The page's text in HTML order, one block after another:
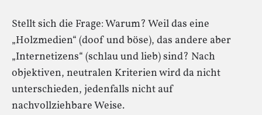
Stellt sich die Frage: Warum? Weil das eine
„Holzmedien“ (doof und böse), das andere aber
„Internetizens“ (schlau und lieb) sind? Nach
objektiven, neutralen Kriterien wird da nicht
unterschieden, jedenfalls nicht auf
nachvollziehbare Weise.